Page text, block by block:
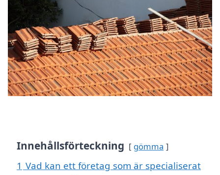
Innehållsförteckning gömma
1 Vad kan ett företag som är specialiserat